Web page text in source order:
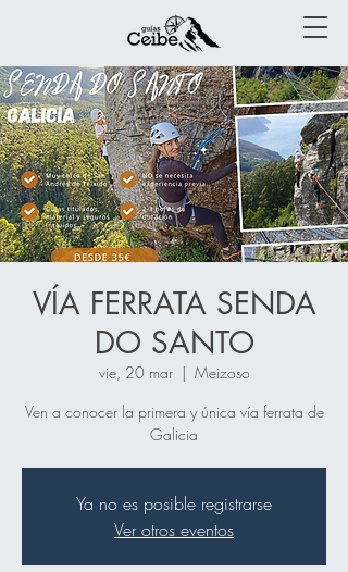
VÍA FERRATA SENDA
DO SANTO
vie, 20 mar
  |
Meizoso
Ven a conocer la primera y única vía ferrata de
Galicia
Ya no es posible registrarse
Ver otros eventos